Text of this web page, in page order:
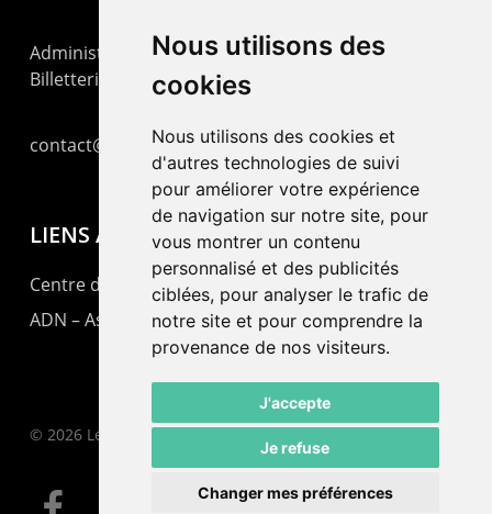
Nous utilisons des
cookies
Nous utilisons des cookies et
d'autres technologies de suivi
pour améliorer votre expérience
de navigation sur notre site, pour
vous montrer un contenu
personnalisé et des publicités
ciblées, pour analyser le trafic de
notre site et pour comprendre la
provenance de nos visiteurs.
J'accepte
Je refuse
Changer mes préférences
Administration : +41 32 725 03 03
Billetterie : +41 32 725 05 05
contact@lepommier.ch
LIENS AMIS
Centre de culture ABC
ADN – Association Danse Neuchâtel
© 2026 Le Pommier.
facebook email